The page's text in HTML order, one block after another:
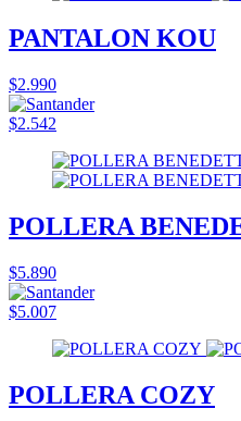
PANTALON KOU
$2.990
$2.542
POLLERA
$5.890
$5.007
POLLERA COZY